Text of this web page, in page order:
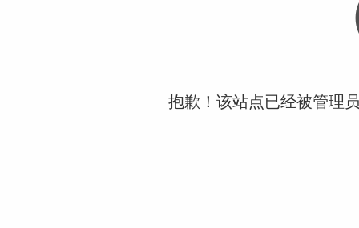
抱歉！该站点已经被管理